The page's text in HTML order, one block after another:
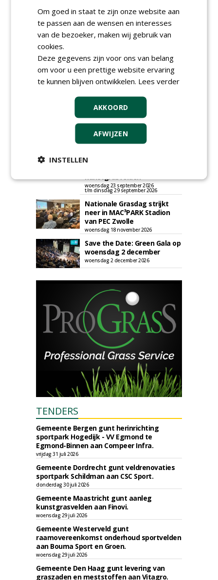
Iedereen kan gratis kleine advertenties
plaatsen via zijn eigen account.
Plaats een gratis advertentie
bijdragen aan uniform
kunstgrasvelden
woensdag 23 september 2026
t/m dinsdag 29 september 2026
Nationale Grasdag strijkt
neer in MAC³PARK Stadion
van PEC Zwolle
woensdag 18 november 2026
Save the Date: Green Gala op
woensdag 2 december
woensdag 2 december 2026
TENDERS
Gemeente Bergen gunt herinrichting
sportpark Hogedijk - VV Egmond te
Egmond-Binnen aan Compeer Infra.
vrijdag 31 juli 2026
Gemeente Dordrecht gunt veldrenovaties
sportpark Schildman aan CSC Sport.
donderdag 30 juli 2026
Gemeente Maastricht gunt aanleg
kunstgrasvelden aan Finovi.
woensdag 29 juli 2026
Gemeente Westerveld gunt
raamovereenkomst onderhoud sportvelden
aan Bouma Sport en Groen.
woensdag 29 juli 2026
Gemeente Den Haag gunt levering van
graszaden en meststoffen aan Vitagro.
Om goed in staat te zijn onze website aan
te passen aan de wensen en interesses
van de bezoeker, maken wij gebruik van
cookies.
Deze gegevens zijn voor ons van belang
om voor u een prettige website ervaring
te kunnen blijven ontwikkelen. Lees verder
AKKOORD
AFWIJZEN
INSTELLEN